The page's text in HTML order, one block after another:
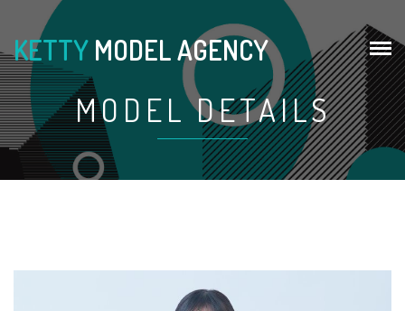
KETTY MODEL AGENCY
MODEL DETAILS